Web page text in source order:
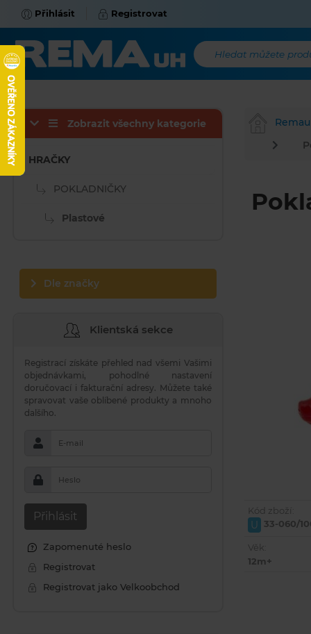
Přihlásit Registrovat
Hledat můžete
Kód zboží:
U 33-060/
Věk:
12m+
Zobrazit všechny kategorie
HRAČKY
POKLADNIČKY
Plastové
Dle značky
Klientská sekce
Registrací získáte přehled nad všemi Vašimi
objednávkami, pohodlné nastavení
doručovací i fakturační adresy. Můžete také
spravovat vaše oblíbené produkty a mnoho
dalšího.
E-mail
Heslo
Přihlásit
Zapomenuté heslo
Registrovat
Registrovat jako Velkoobchod